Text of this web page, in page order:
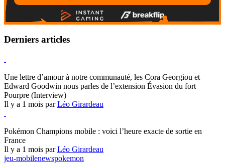
Derniers articles
Une lettre d’amour à notre communauté, les Cora Georgiou et
Edward Goodwin nous parles de l’extension Évasion du fort
Pourpre (Interview)
Il y a 1 mois parLéo Girardeau
Pokémon Champions mobile : voici l’heure exacte de sortie en
France
Il y a 1 mois parLéo Girardeau
jeu-mobilenewspokemon